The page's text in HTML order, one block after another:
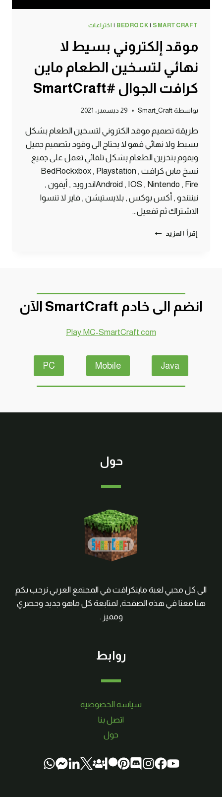
BEDROCK | SMARTCRAFT
| اختراعات
موقد إلكتروني بسيط لا
نهائي لتسخين الطعام ماين
كرافت الجوال #SmartCraft
بواسطة Smart_Craft 29 ديسمبر، 2021
طريقة تصميم موقد الكتروني لتسخين الطعام بشكل
بسيط ولا نهائي فهو لا يحتاج الى وقود بتصميم جميل
ويقوم بتخزين الطعام بشكل تلقائي تعمل على جميع
نسخ ماين كرافت BedRockxbox , Playstation ,
Android , IOS , Nintendo , Fireاندرويد , أيفون ,
نينتندو , أكس بوكس , بلايستيشن , فاير لا تنسوا
الاشتراك ثم تفعيل…
إقرأ المزيد موقد
الطعام
كرافت
انضم الى خادم SmartCraft الآن
Play.MC-SmartCraft.com
Java
Mobile
PC
حول
الى كل محبي لعبة ماينكرافت في المجتمع العربي نرحب بكم
هنا معنا في هذه الصفحة, لمتابعة كل ماهو جديد وحصري
ومميز .
روابط
سياسة الخصوصية
اتصل بنا
حول